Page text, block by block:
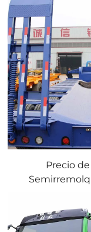
16CBM
Concreto
Precio
60Ton